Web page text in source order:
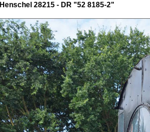
Henschel 28215 - DR "52 8185-2"